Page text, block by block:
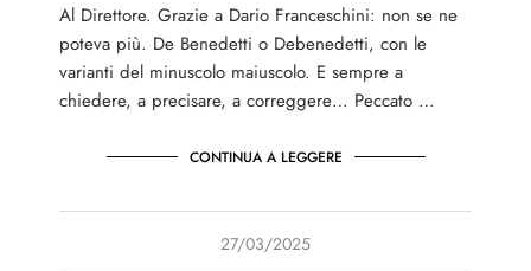
Al Direttore. Grazie a Dario Franceschini: non se ne
poteva più. De Benedetti o Debenedetti, con le
varianti del minuscolo maiuscolo. E sempre a
chiedere, a precisare, a correggere… Peccato …
CONTINUA A LEGGERE
27/03/2025